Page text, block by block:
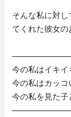
そんな私に対
てくれた彼女の
今の私はイキ
今の私はカッ
今の私を見た